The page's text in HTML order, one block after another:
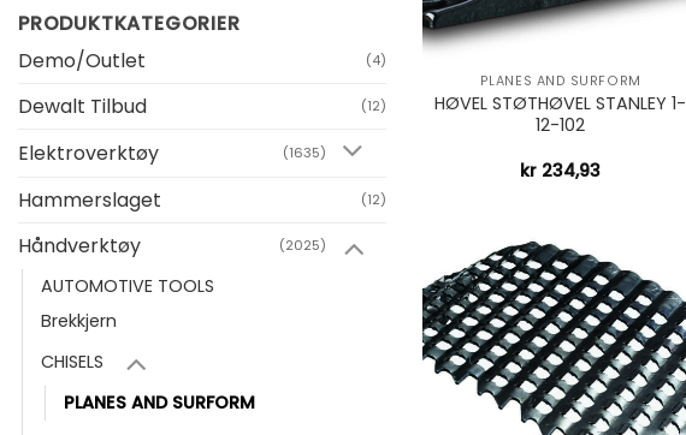
PRODUKTKATEGORIER
Demo/Outlet
(4)
Dewalt Tilbud (12)
Elektroverktøy (1635)
Hammerslaget (12)
Håndverktøy (2025)
AUTOMOTIVE TOOLS
Brekkjern
CHISELS
PLANES AND SURFORM
+
PLANES AND SURFORM
HØVEL STØTHØVEL STANLEY 1-
12-102
kr 234,93